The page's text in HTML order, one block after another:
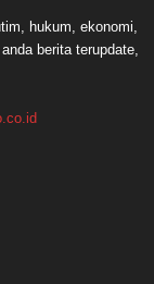
hukum, ekonomi,
berita terupdate,